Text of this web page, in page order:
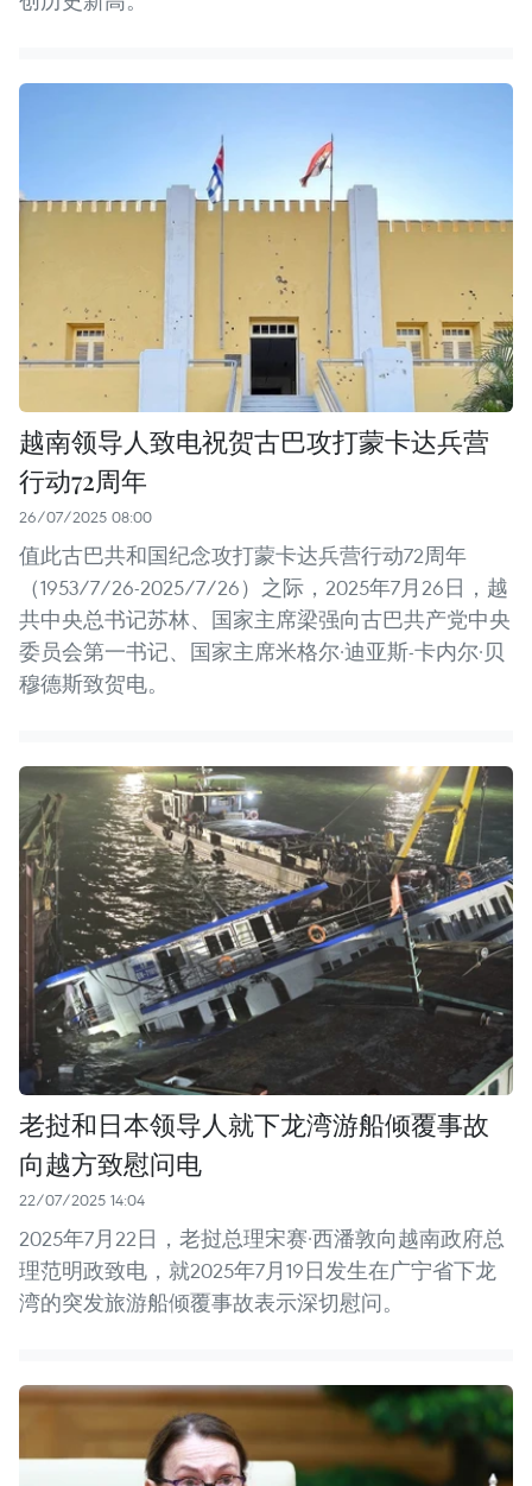
越南领导人致电祝贺古巴攻打蒙卡达兵营
行动72周年
26/07/2025 08:00
值此古巴共和国纪念攻打蒙卡达兵营行动72周年
（1953/7/26-2025/7/26）之际，2025年7月26日，越
共中央总书记苏林、国家主席梁强向古巴共产党中央
委员会第一书记、国家主席米格尔·迪亚斯-卡内尔·贝
穆德斯致贺电。
老挝和日本领导人就下龙湾游船倾覆事故
向越方致慰问电
22/07/2025 14:04
2025年7月22日，老挝总理宋赛·西潘敦向越南政府总
理范明政致电，就2025年7月19日发生在广宁省下龙
湾的突发旅游船倾覆事故表示深切慰问。